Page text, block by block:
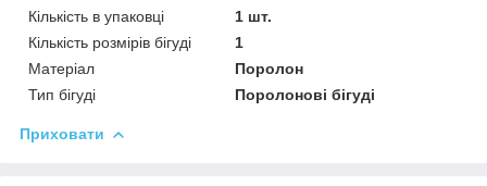
Кількість в упаковці
1 шт.
Кількість розмірів бігуді
1
Матеріал
Поролон
Тип бігуді
Поролонові бігуді
Приховати